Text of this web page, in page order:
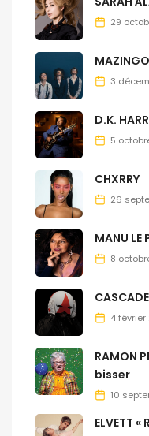
29
MAZINGO
3
D.K.
5
CHXRRY
26
MANU LE
8
4 février
RAMON
bisser
10
ELVETT